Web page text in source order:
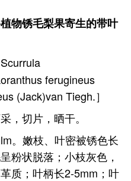
物锈毛梨果寄生的带叶
ferugineus
(Jack)van Tiegh.］
，切片，晒干。
。嫩枝、叶密被锈色长
粉状脱落；小枝灰色，
质；叶柄长2-5mm；叶